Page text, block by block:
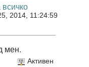
2014, 11:24:59
мен.
Активен